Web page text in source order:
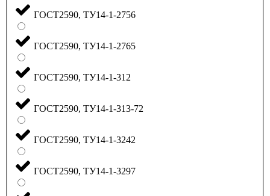
ГОСТ2590, ТУ14-1-2756
ГОСТ2590, ТУ14-1-2765
ГОСТ2590, ТУ14-1-312
ГОСТ2590, ТУ14-1-313-72
ГОСТ2590, ТУ14-1-3242
ГОСТ2590, ТУ14-1-3297